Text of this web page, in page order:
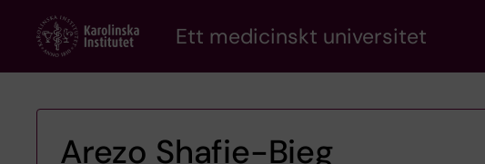
content
Ett medicinskt universitet
Arezo Shafie-Bieg